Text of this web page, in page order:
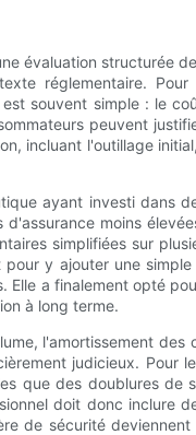
évaluation structurée
réglementaire.
souvent simple : le
peuvent
incluant l'outillage
ayant investi dans
moins
simplifiées sur
y ajouter une
a finalement opté
à long terme.
l'amortissement
judicieux.
que des doublures
doit donc inclure
de sécurité